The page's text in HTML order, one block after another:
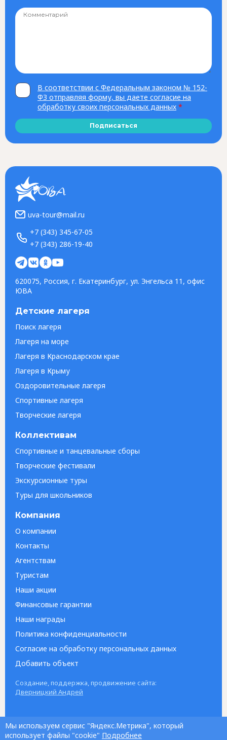
В соответствии с Федеральным законом № 152-
ФЗ отправляя форму, вы даете согласие на
обработку своих персональных данных *
Подписаться
uva-tour@mail.ru
+7 (343) 345-67-05
+7 (343) 286-19-40
620075, Россия, г. Екатеринбург, ул. Энгельса 11, офис
ЮВА
Детские лагеря
Поиск лагеря
Лагеря на море
Лагеря в Краснодарском крае
Лагеря в Крыму
Оздоровительные лагеря
Спортивные лагеря
Творческие лагеря
Коллективам
Спортивные и танцевальные сборы
Творческие фестивали
Экскурсионные туры
Туры для школьников
Компания
О компании
Контакты
Агентствам
Туристам
Наши акции
Финансовые гарантии
Наши награды
Политика конфиденциальности
Согласие на обработку персональных данных
Добавить объект
Создание, поддержка, продвижение сайта:
Дверницкий Андрей
Мы используем сервис "Яндекс.Метрика", который
использует файлы "cookie" Подробнее